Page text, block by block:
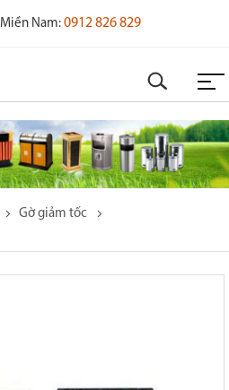
Miền Nam: 0912 826 829
Gờ giảm tốc